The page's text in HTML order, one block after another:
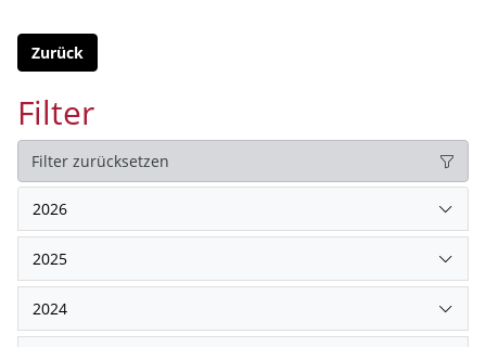
Zurück
Filter
Filter zurücksetzen
2026
2025
2024